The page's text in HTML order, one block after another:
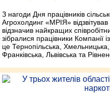
З нагоди Дня працівників
Агрохолдинг «МРІЯ»
відзначив найкращих
зібралися працівники Компанії
це Тернопільська,
Франківська, Львівська та